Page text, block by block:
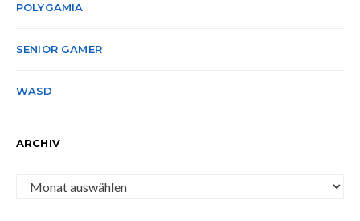
POLYGAMIA
SENIOR GAMER
WASD
ARCHIV
Archiv